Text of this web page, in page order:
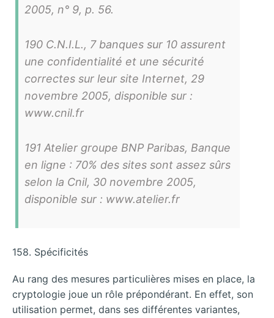
2005, n° 9, p. 56.
190 C.N.I.L., 7 banques sur 10 assurent
une confidentialité et une sécurité
correctes sur leur site Internet, 29
novembre 2005, disponible sur :
www.cnil.fr
191 Atelier groupe BNP Paribas, Banque
en ligne : 70% des sites sont assez sûrs
selon la Cnil, 30 novembre 2005,
disponible sur : www.atelier.fr
158. Spécificités
Au rang des mesures particulières mises en place, la
cryptologie joue un rôle prépondérant. En effet, son
utilisation permet, dans ses différentes variantes,